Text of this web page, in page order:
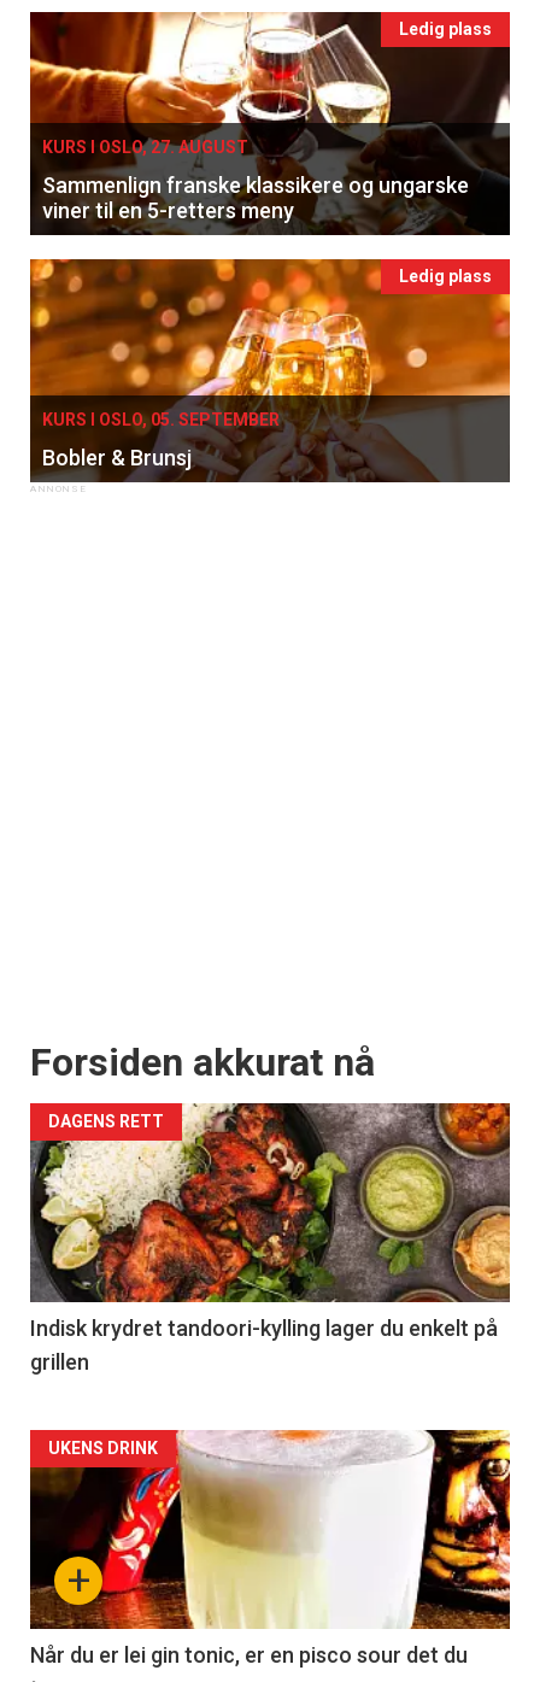
Ledig plass
KURS I OSLO, 27. AUGUST
Sammenlign franske klassikere og ungarske
viner til en 5-retters meny
Ledig plass
KURS I OSLO, 05. SEPTEMBER
Bobler & Brunsj
Forsiden akkurat nå
DAGENS RETT
Indisk krydret tandoori-kylling lager du enkelt på
grillen
Forsiden
akkurat
nå
-
2
+
UKENS DRINK
Når du er lei gin tonic, er en pisco sour det du